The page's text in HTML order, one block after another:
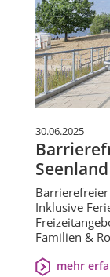
30.06.2025
Inklusive
Familien &
mehr